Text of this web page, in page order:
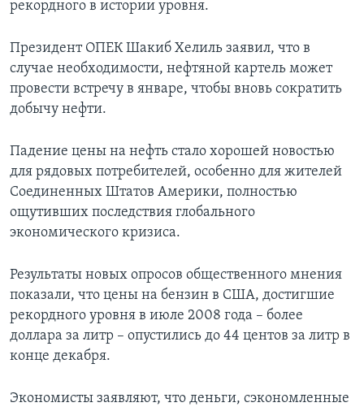
рекордного в истории уровня.
Президент ОПЕК Шакиб Хелиль заявил, что в
случае необходимости, нефтяной картель может
провести встречу в январе, чтобы вновь сократить
добычу нефти.
Падение цены на нефть стало хорошей новостью
для рядовых потребителей, особенно для жителей
Соединенных Штатов Америки, полностью
ощутивших последствия глобального
экономического кризиса.
Результаты новых опросов общественного мнения
показали, что цены на бензин в США, достигшие
рекордного уровня в июле 2008 года – более
доллара за литр – опустились до 44 центов за литр в
конце декабря.
Экономисты заявляют, что деньги, сэкономленные